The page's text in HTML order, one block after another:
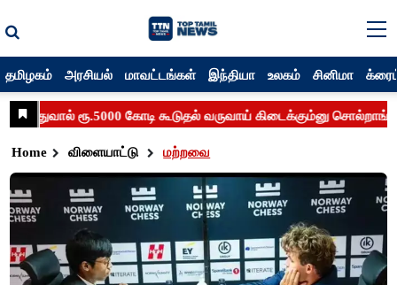
தமிழகம் அரசியல் மாவட்டங்கள் இந்தியா உலகம் சினிமா
Home விளையாட்டு மற்றவை